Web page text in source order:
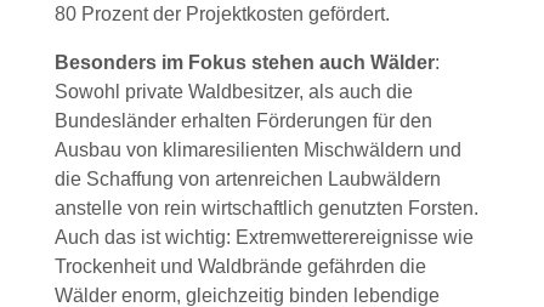
80 Prozent der Projektkosten gefördert.
Besonders im Fokus stehen auch Wälder:
Sowohl private Waldbesitzer, als auch die
Bundesländer erhalten Förderungen für den
Ausbau von klimaresilienten Mischwäldern und
die Schaffung von artenreichen Laubwäldern
anstelle von rein wirtschaftlich genutzten Forsten.
Auch das ist wichtig: Extremwetterereignisse wie
Trockenheit und Waldbrände gefährden die
Wälder enorm, gleichzeitig binden lebendige